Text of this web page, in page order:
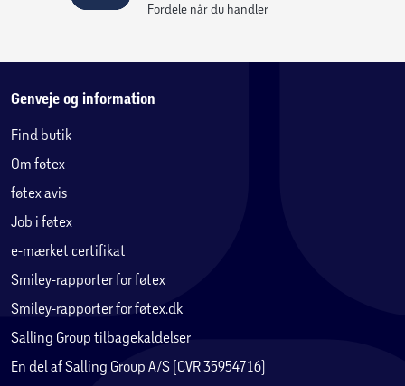
Fordele når du handler
Genveje og information
Find butik
Om føtex
føtex avis
Job i føtex
e-mærket certifikat
Smiley-rapporter for føtex
Smiley-rapporter for føtex.dk
Salling Group tilbagekaldelser
En del af Salling Group A/S (CVR 35954716)